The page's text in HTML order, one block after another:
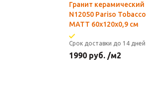
Гранит керамический
N12050 Pariso Tobacco
MATT 60х120х0,9 см
Срок доставки до 14 дней
1990 руб. /м2